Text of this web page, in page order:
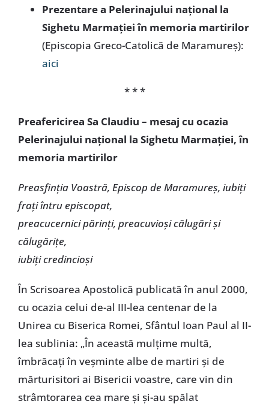
Prezentare a Pelerinajului național la
Sighetu Marmației în memoria martirilor
(Episcopia Greco-Catolică de Maramureș):
aici
* * *
Preafericirea Sa Claudiu – mesaj cu ocazia
Pelerinajului național la Sighetu Marmației, în
memoria martirilor
Preasfinția Voastră, Episcop de Maramureș, iubiți
frați întru episcopat,
preacucernici părinți, preacuvioși călugări și
călugărițe,
iubiți credincioși
În Scrisoarea Apostolică publicată în anul 2000,
cu ocazia celui de-al III-lea centenar de la
Unirea cu Biserica Romei, Sfântul Ioan Paul al II-
lea sublinia: „În această mulțime multă,
îmbrăcați în veșminte albe de martiri și de
mărturisitori ai Bisericii voastre, care vin din
strâmtorarea cea mare și și-au spălat